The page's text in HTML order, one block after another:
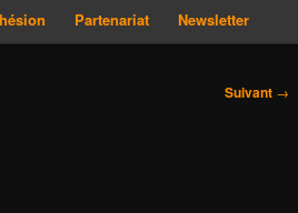
Partenariat Newsletter
Suivant →